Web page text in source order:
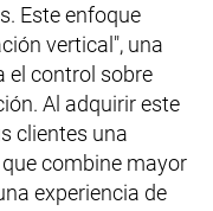
Este enfoque
vertical", una
el control sobre
Al adquirir este
clientes una
combine mayor
experiencia de